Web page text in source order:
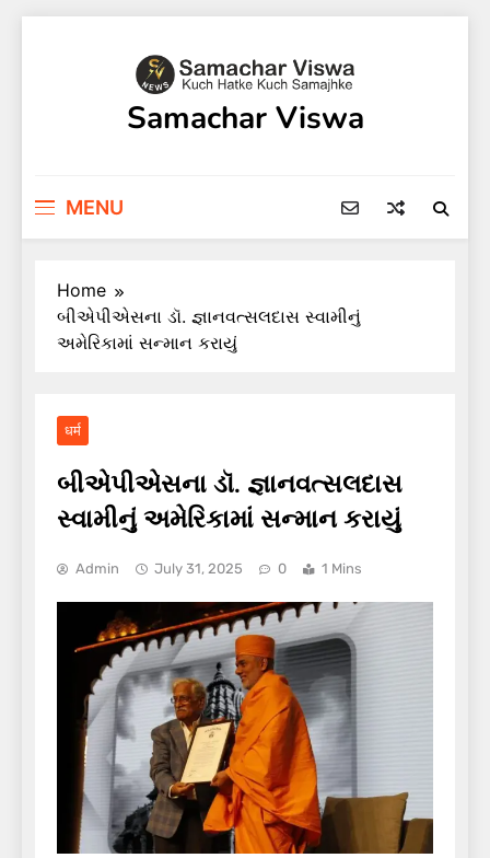
Samachar Viswa
MENU
Home
બીએપીએસના ડૉ. જ્ઞાનવત્સલદાસ સ્વામીનું
અમેરિકામાં સન્માન કરાયું
धर्म
બીએપીએસના ડૉ. જ્ઞાનવત્સલદાસ
સ્વામીનું અમેરિકામાં સન્માન કરાયું
Admin July 31, 2025 0 1 Mins